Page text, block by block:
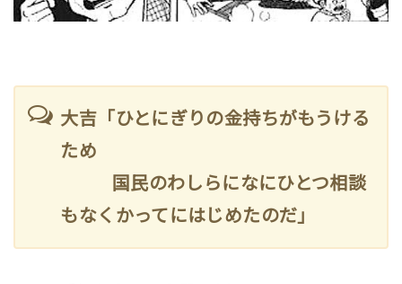
大吉「ひとにぎりの金持ちがもうける
ため
国民のわしらになにひとつ相談
もなくかってにはじめたのだ」